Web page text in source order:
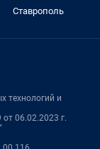
Ставрополь
технологий и
06.02.2023 г.